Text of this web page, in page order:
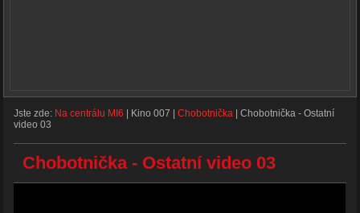
Jste zde: Na centrálu MI6 Kino 007 |Chobotnička |Chobotnička - Ostatní
video 03
Chobotnička - Ostatní video 03